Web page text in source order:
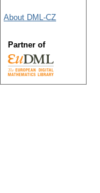
About DML-CZ
Partner of